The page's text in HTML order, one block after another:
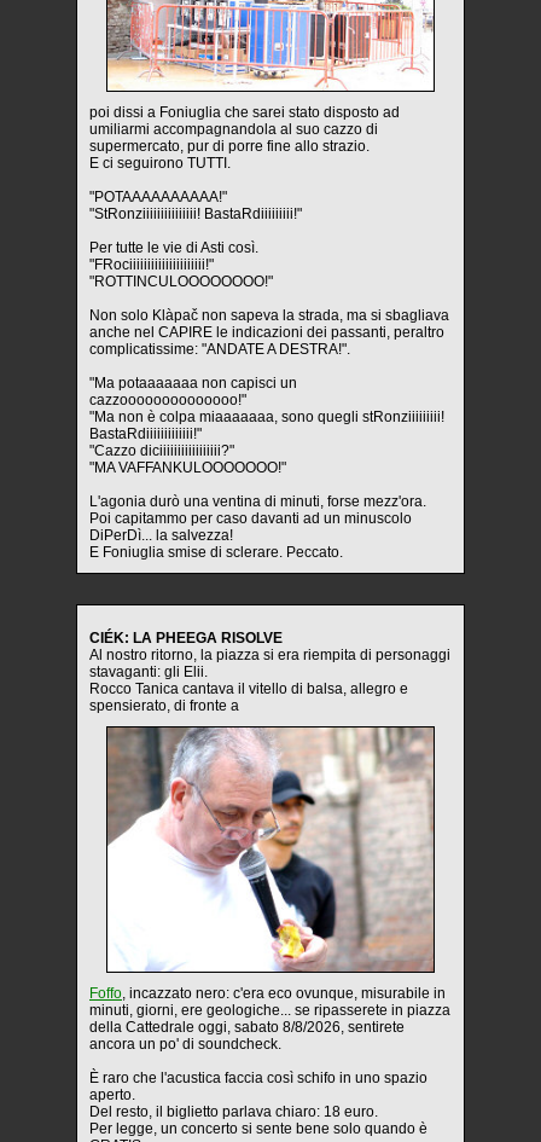
poi dissi a Foniuglia che sarei stato disposto ad
umiliarmi accompagnandola al suo cazzo di
supermercato, pur di porre fine allo strazio.
E ci seguirono TUTTI.
"POTAAAAAAAAAA!"
"StRonziiiiiiiiiiiiiii! BastaRdiiiiiiiii!"
Per tutte le vie di Asti così.
"FRociiiiiiiiiiiiiiiiiiiii!"
"ROTTINCULOOOOOOOO!"
Non solo Klàpač non sapeva la strada, ma si sbagliava
anche nel CAPIRE le indicazioni dei passanti, peraltro
complicatissime: "ANDATE A DESTRA!".
"Ma potaaaaaaa non capisci un
cazzoooooooooooooo!"
"Ma non è colpa miaaaaaaa, sono quegli stRonziiiiiiiii!
BastaRdiiiiiiiiiiiii!"
"Cazzo diciiiiiiiiiiiiiiiii?"
"MA VAFFANKULOOOOOOO!"
L'agonia durò una ventina di minuti, forse mezz'ora.
Poi capitammo per caso davanti ad un minuscolo
DiPerDì... la salvezza!
E Foniuglia smise di sclerare. Peccato.
CIÉK: LA PHEEGA RISOLVE
Al nostro ritorno, la piazza si era riempita di personaggi
stavaganti: gli Elii.
Rocco Tanica cantava il vitello di balsa, allegro e
spensierato, di fronte a
Foffo, incazzato nero: c'era eco ovunque, misurabile in
minuti, giorni, ere geologiche... se ripasserete in piazza
della Cattedrale oggi, sabato 8/8/2026, sentirete
ancora un po' di soundcheck.
È raro che l'acustica faccia così schifo in uno spazio
aperto.
Del resto, il biglietto parlava chiaro: 18 euro.
Per legge, un concerto si sente bene solo quando è